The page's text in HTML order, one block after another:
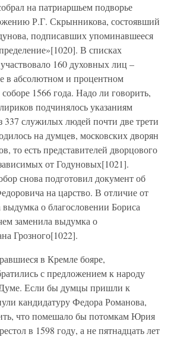
на патриаршьем подворье
Р.Г. Скрынникова, состоявший
подписавших упоминавшееся
В списках
160 духовных лиц –
в абсолютном и процентном
1566 года. Надо ли говорить,
подчинялось указаниям
337 служилых людей почти две трети
на думцев, московских дворян
то есть представителей дворцового
от Годуновых[1021].
снова подготовил документ об
на царство. В отличие от
о благословении Бориса
заменила выдумка о
Грозного[1022].
в Кремле бояре,
с предложением к народу
Если бы думцы пришли к
кандидатуру Федора Романова,
что помешало бы потомкам Юрия
в 1598 году, а не пятнадцать лет